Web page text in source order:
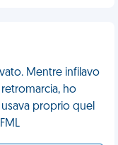
Mentre infilavo
ho
proprio quel